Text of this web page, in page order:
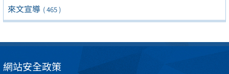
來文宣導 ( 465 )
網站安全政策